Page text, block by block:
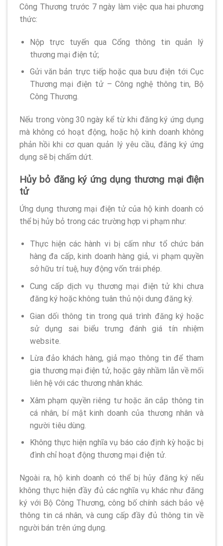
Công Thương trước 7 ngày làm việc qua hai phương
thức:
Nộp trực tuyến qua Cổng thông tin quản lý
thương mại điện tử;
Gửi văn bản trực tiếp hoặc qua bưu điện tới Cục
Thương mại điện tử – Công nghệ thông tin, Bộ
Công Thương.
Nếu trong vòng 30 ngày kể từ khi đăng ký ứng dụng
mà không có hoạt động, hoặc hộ kinh doanh không
phản hồi khi cơ quan quản lý yêu cầu, đăng ký ứng
dụng sẽ bị chấm dứt.
Hủy bỏ đăng ký ứng dụng thương mại điện
tử
Ứng dụng thương mại điện tử của hộ kinh doanh có
thể bị hủy bỏ trong các trường hợp vi phạm như:
Thực hiện các hành vi bị cấm như tổ chức bán
hàng đa cấp, kinh doanh hàng giả, vi phạm quyền
sở hữu trí tuệ, huy động vốn trái phép.
Cung cấp dịch vụ thương mại điện tử khi chưa
đăng ký hoặc không tuân thủ nội dung đăng ký.
Gian dối thông tin trong quá trình đăng ký hoặc
sử dụng sai biểu trưng đánh giá tín nhiệm
website.
Lừa đảo khách hàng, giả mạo thông tin để tham
gia thương mại điện tử, hoặc gây nhầm lẫn về mối
liên hệ với các thương nhân khác.
Xâm phạm quyền riêng tư hoặc ăn cắp thông tin
cá nhân, bí mật kinh doanh của thương nhân và
người tiêu dùng.
Không thực hiện nghĩa vụ báo cáo định kỳ hoặc bị
đình chỉ hoạt động thương mại điện tử.
Ngoài ra, hộ kinh doanh có thể bị hủy đăng ký nếu
không thực hiện đầy đủ các nghĩa vụ khác như đăng
ký với Bộ Công Thương, công bố chính sách bảo vệ
thông tin cá nhân, và cung cấp đầy đủ thông tin về
người bán trên ứng dụng.